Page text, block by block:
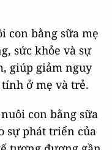
con bằng sữa mẹ
sức khỏe và sự
giúp giảm nguy
ở mẹ và trẻ.
con bằng sữa
sự phát triển của